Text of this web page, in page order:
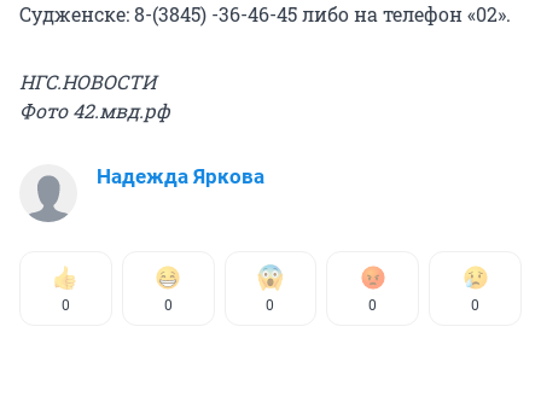
Судженске: 8-(3845) -36-46-45 либо на телефон «02».
НГС.НОВОСТИ
Фото 42.мвд.рф
Надежда Яркова
0 0 0 0 0